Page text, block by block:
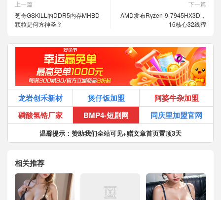
上一篇
芝奇GSKILL的DDR5内存MHBD
颗粒是何方神圣？
下一篇
AMD发布Ryzen-9-7945HX3D，
16核心32线程
龙岩创禾新材 煲仔饭加盟
阿婆牛杂加盟
磷酸氢锆厂家
BMP4-短剧网 同庆里加盟官网
温馨提示：赞助我们全站可见+赠文章首页置顶3天
相关推荐